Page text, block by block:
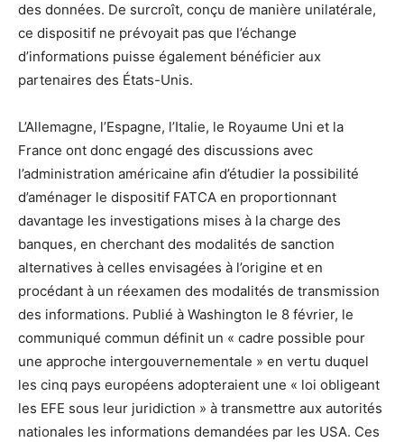
des données. De surcroît, conçu de manière unilatérale,
ce dispositif ne prévoyait pas que l’échange
d’informations puisse également bénéficier aux
partenaires des États-Unis.
L’Allemagne, l’Espagne, l’Italie, le Royaume Uni et la
France ont donc engagé des discussions avec
l’administration américaine afin d’étudier la possibilité
d’aménager le dispositif FATCA en proportionnant
davantage les investigations mises à la charge des
banques, en cherchant des modalités de sanction
alternatives à celles envisagées à l’origine et en
procédant à un réexamen des modalités de transmission
des informations. Publié à Washington le 8 février, le
communiqué commun définit un « cadre possible pour
une approche intergouvernementale » en vertu duquel
les cinq pays européens adopteraient une « loi obligeant
les EFE sous leur juridiction » à transmettre aux autorités
nationales les informations demandées par les USA. Ces